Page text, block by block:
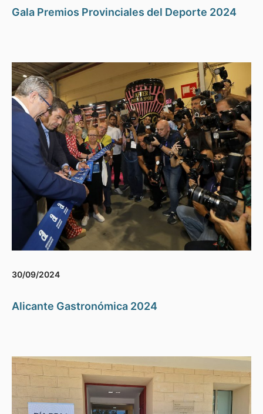
Gala Premios Provinciales del Deporte 2024
30/09/2024
Alicante Gastronómica 2024